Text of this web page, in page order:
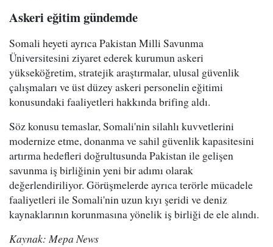
Askeri eğitim gündemde
Somali heyeti ayrıca Pakistan Milli Savunma
Üniversitesini ziyaret ederek kurumun askeri
yükseköğretim, stratejik araştırmalar, ulusal güvenlik
çalışmaları ve üst düzey askeri personelin eğitimi
konusundaki faaliyetleri hakkında brifing aldı.
Söz konusu temaslar, Somali'nin silahlı kuvvetlerini
modernize etme, donanma ve sahil güvenlik kapasitesini
artırma hedefleri doğrultusunda Pakistan ile gelişen
savunma iş birliğinin yeni bir adımı olarak
değerlendiriliyor. Görüşmelerde ayrıca terörle mücadele
faaliyetleri ile Somali'nin uzun kıyı şeridi ve deniz
kaynaklarının korunmasına yönelik iş birliği de ele alındı.
Kaynak: Mepa News